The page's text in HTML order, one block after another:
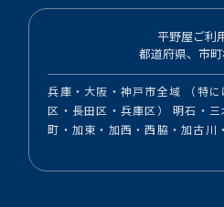
平野屋ご利
都道府県、市
兵庫・大阪・神戸市全域 （特
区・長田区・兵庫区） 明石・
町・加東・加西・西脇・加古川